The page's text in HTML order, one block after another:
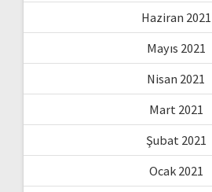
Haziran 2021
Mayıs 2021
Nisan 2021
Mart 2021
Şubat 2021
Ocak 2021